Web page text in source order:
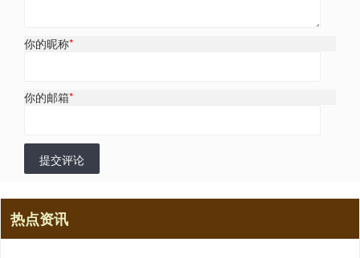
你的昵称*
你的邮箱*
提交评论
热点资讯